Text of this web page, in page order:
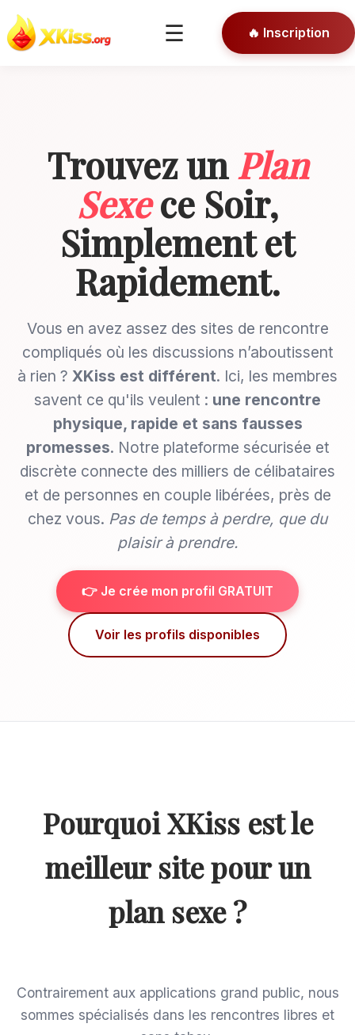
☰
🎯 Conseils
🔒 Connexion
🔥 Inscription
Trouvez unPlan
Sexece Soir,
Simplement et
Rapidement.
Vous en avez assez des sites de rencontre
compliqués où les discussions n’aboutissent
à rien ? XKiss est différent. Ici, les membres
savent ce qu'ils veulent : une rencontre
physique, rapide et sans fausses
promesses. Notre plateforme sécurisée et
discrète connecte des milliers de célibataires
et de personnes en couple libérées, près de
chez vous. Pas de temps à perdre, que du
plaisir à prendre.
👉 Je crée mon profil GRATUIT
Voir les profils disponibles
Pourquoi XKiss est le
meilleur site pour un
plan sexe ?
Contrairement aux applications grand public, nous
sommes spécialisés dans les rencontres libres et